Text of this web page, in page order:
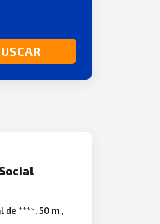
de ****, 50 m ,